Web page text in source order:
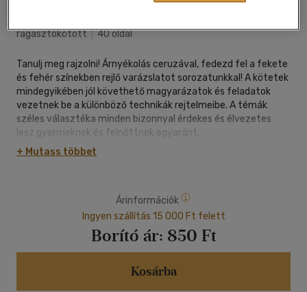
ragasztókötött|40 oldal
Tanulj meg rajzolni! Árnyékolás ceruzával, fedezd fel a fekete
és fehér színekben rejlő varázslatot sorozatunkkal! A kötetek
mindegyikében jól követhető magyarázatok és feladatok
vezetnek be a különböző technikák rejtelmeibe. A témák
széles választéka minden bizonnyal érdekes és élvezetes
lesz gyermeknek és felnőttnek egyaránt.
+ Mutass többet
Árinformációk
Ingyen szállítás 15 000 Ft felett
Borító ár: 850 Ft
Kosárba